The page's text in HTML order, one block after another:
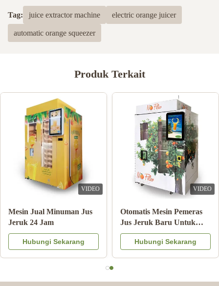
Tag: juice extractor machine electric orange juicer
automatic orange squeezer
Produk Terkait
Catatan Pembayaran
Mesin Penjual Jus Jeruk
Dengan Sistem Pendingin
Hubungi Sekarang
Mesin Jual Minuman
Jeruk 24 Jam
Hubungi Sekarang